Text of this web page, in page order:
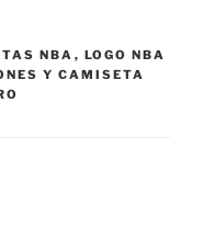
NBA , LOGO NBA
Y CAMISETA